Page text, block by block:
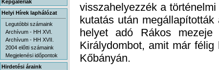
Képgalériák
Helyi Hírek laphálózat
Legutóbbi számaink
Archívum - HH XVI.
Archívum - HH XVII.
2004 előtti számaink
Megjelenési időpontok
Hirdetési áraink
Kőbányán.